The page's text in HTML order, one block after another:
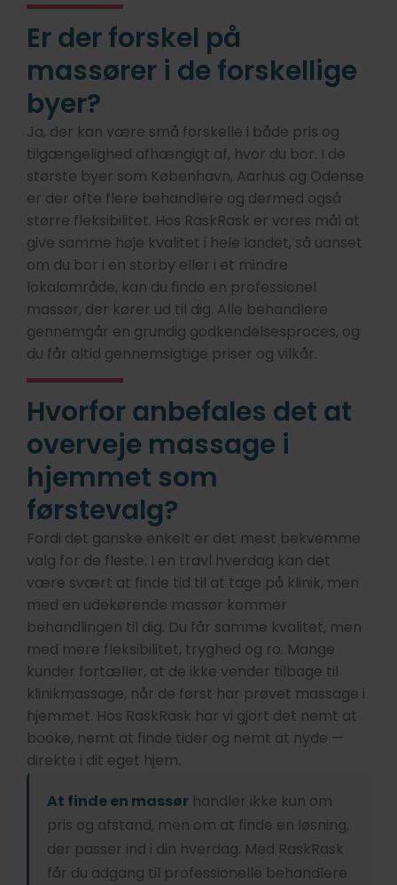
Er der forskel på
massører i de forskellige
byer?
Ja, der kan være små forskelle i både pris og
tilgængelighed afhængigt af, hvor du bor. I de
største byer som København, Aarhus og Odense
er der ofte flere behandlere og dermed også
større fleksibilitet. Hos RaskRask er vores mål at
give samme høje kvalitet i hele landet, så uanset
om du bor i en storby eller i et mindre
lokalområde, kan du finde en professionel
massør, der kører ud til dig. Alle behandlere
gennemgår en grundig godkendelsesproces, og
du får altid gennemsigtige priser og vilkår.
Hvorfor anbefales det at
overveje massage i
hjemmet som
førstevalg?
Fordi det ganske enkelt er det mest bekvemme
valg for de fleste. I en travl hverdag kan det
være svært at finde tid til at tage på klinik, men
med en udekørende massør kommer
behandlingen til dig. Du får samme kvalitet, men
med mere fleksibilitet, tryghed og ro. Mange
kunder fortæller, at de ikke vender tilbage til
klinikmassage, når de først har prøvet massage i
hjemmet. Hos RaskRask har vi gjort det nemt at
booke, nemt at finde tider og nemt at nyde —
direkte i dit eget hjem.
At finde en massør handler ikke kun om
pris og afstand, men om at finde en løsning,
der passer ind i din hverdag. Med RaskRask
får du adgang til professionelle behandlere